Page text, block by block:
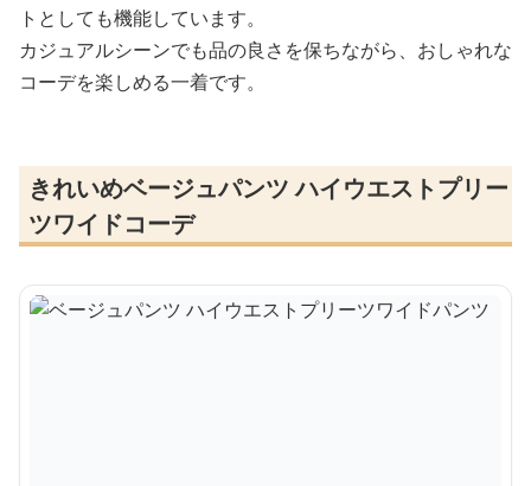
トとしても機能しています。
カジュアルシーンでも品の良さを保ちながら、おしゃれな
コーデを楽しめる一着です。
きれいめベージュパンツ ハイウエストプリー
ツワイドコーデ